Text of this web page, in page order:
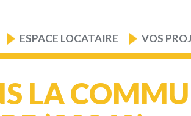
ESPACE LOCATAIRE VOS
LA